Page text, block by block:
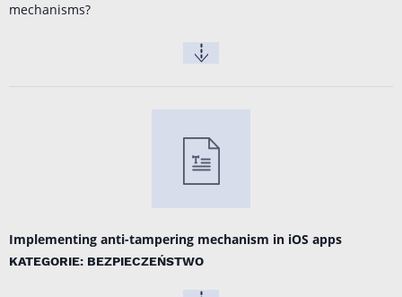
mechanisms?
Implementing anti-tampering mechanism in iOS apps
KATEGORIE: BEZPIECZEŃSTWO